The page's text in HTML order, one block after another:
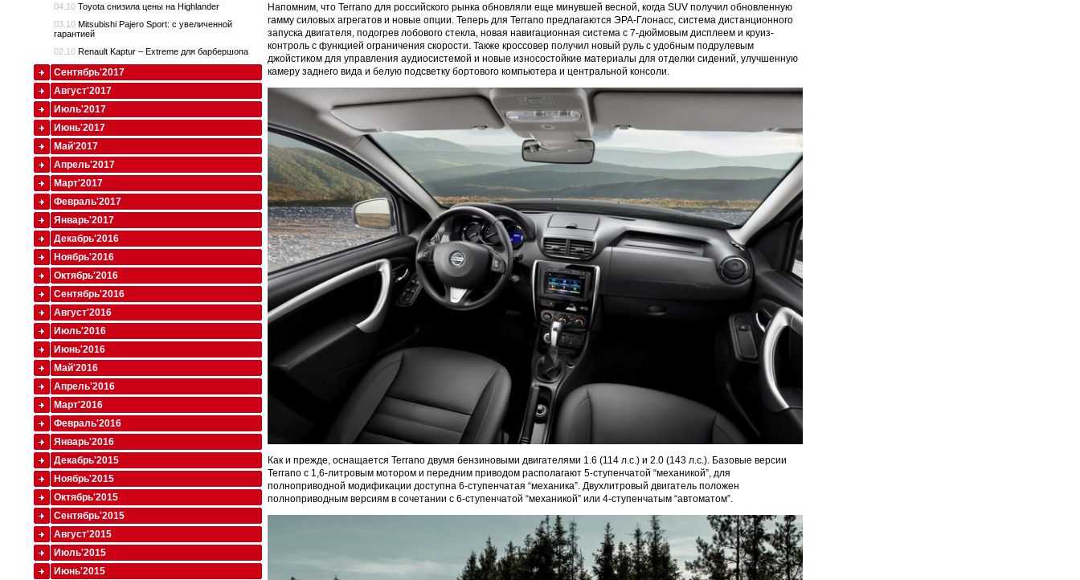
Напомним, что Terrano для российского рынка обновляли еще минувшей весной, когда SUV получил обновленную
гамму силовых агрегатов и новые опции. Теперь для Terrano предлагаются ЭРА-Глонасс, система дистанционного
запуска двигателя, подогрев лобового стекла, новая навигационная система с 7-дюймовым дисплеем и круиз-
контроль с функцией ограничения скорости. Также кроссовер получил новый руль с удобным подрулевым
джойстиком для управления аудиосистемой и новые износостойкие материалы для отделки сидений, улучшенную
камеру заднего вида и белую подсветку бортового компьютера и центральной консоли.
Как и прежде, оснащается Terrano двумя бензиновыми двигателями 1.6 (114 л.с.) и 2.0 (143 л.с.). Базовые версии
Terrano с 1,6-литровым мотором и передним приводом располагают 5-ступенчатой “механикой”, для
полноприводной модификации доступна 6-ступенчатая “механика”. Двухлитровый двигатель положен
полноприводным версиям в сочетании с 6-ступенчатой “механикой” или 4-ступенчатым “автоматом”.
04.10 Toyota снизила цены на Highlander
03.10 Mitsubishi Pajero Sport: с увеличенной
гарантией
02.10 Renault Kaptur – Extreme для барбершопа
Сентябрь'2017
Август'2017
Июль'2017
Июнь'2017
Май'2017
Апрель'2017
Март'2017
Февраль'2017
Январь'2017
Декабрь'2016
Ноябрь'2016
Октябрь'2016
Сентябрь'2016
Август'2016
Июль'2016
Июнь'2016
Май'2016
Апрель'2016
Март'2016
Февраль'2016
Январь'2016
Декабрь'2015
Ноябрь'2015
Октябрь'2015
Сентябрь'2015
Август'2015
Июль'2015
Июнь'2015